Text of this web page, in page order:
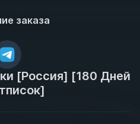
заказа
[Россия] [180 Дней